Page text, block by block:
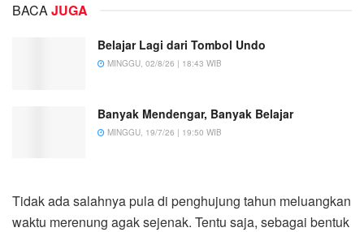
BACAJUGA
Belajar Lagi dari Tombol Undo
MINGGU, 02/8/26 | 18:43 WIB
Banyak Mendengar, Banyak Belajar
MINGGU, 19/7/26 | 19:50 WIB
Tidak ada salahnya pula di penghujung tahun meluangkan
waktu merenung agak sejenak. Tentu saja, sebagai bentuk